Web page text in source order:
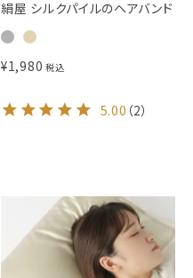
絹屋 シルクパイルのヘアバンド
¥1,980 税込
5.00 （2）